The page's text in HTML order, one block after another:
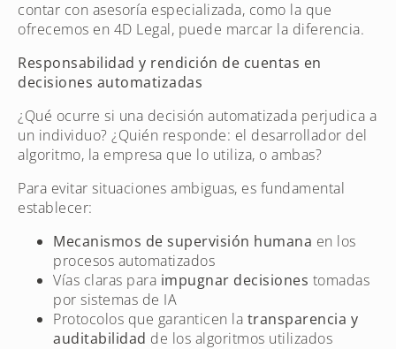
contar con asesoría especializada, como la que
ofrecemos en 4D Legal, puede marcar la diferencia.
Responsabilidad y rendición de cuentas en
decisiones automatizadas
¿Qué ocurre si una decisión automatizada perjudica a
un individuo? ¿Quién responde: el desarrollador del
algoritmo, la empresa que lo utiliza, o ambas?
Para evitar situaciones ambiguas, es fundamental
establecer:
Mecanismos de supervisión humana en los
procesos automatizados
Vías claras para impugnar decisiones tomadas
por sistemas de IA
Protocolos que garanticen la transparencia y
auditabilidad de los algoritmos utilizados